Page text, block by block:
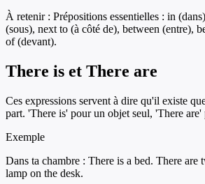
À retenir : Prépositions essentielles : in
(sous), next to (à côté de), between (entre),
of (devant).
There is et There are
Ces expressions servent à dire qu'il existe
part. 'There is' pour un objet seul, 'There are'
Exemple
Dans ta chambre : There is a bed. There are
lamp on the desk.